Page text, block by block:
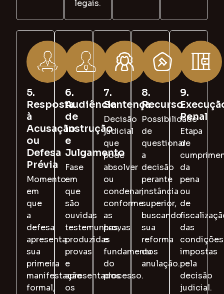
legais.
5.
Resposta
à
Acusação
ou
Defesa
Prévia
Momento
em
que
a
defesa
apresenta
sua
primeira
manifestação
formal,
6.
Audiência
de
Instrução
e
Julgamento
Fase
em
que
são
ouvidas
testemunhas,
produzidas
provas
e
apresentados
os
7.
Sentença
Decisão
judicial
que
pode
absolver
ou
condenar,
conforme
as
provas
e
fundamentos
do
processo.
8.
Recurso
Possibilidade
de
questionar
a
decisão
perante
instância
superior,
buscando
sua
reforma
ou
anulação.
9.
Penal
Etapa
de
da
pena
ou
de
das
condições
impostas
pela
decisão
judicial.